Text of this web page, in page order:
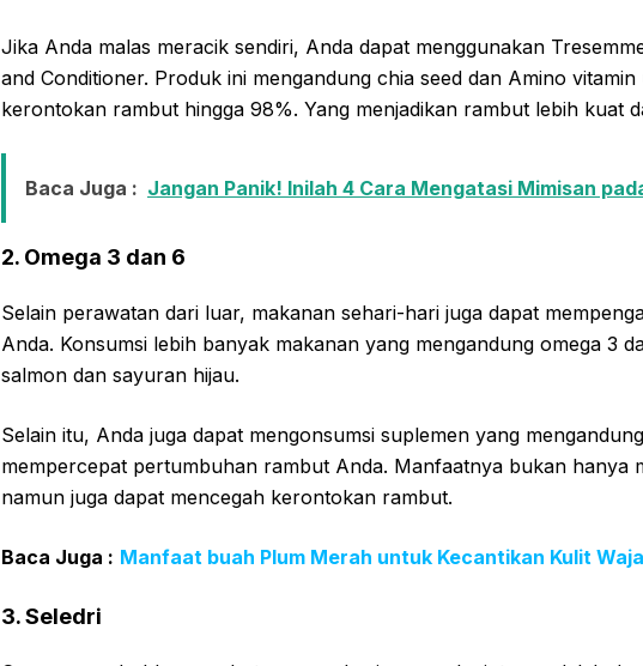
Jika Anda malas meracik sendiri, Anda dapat menggunakan
and Conditioner. Produk ini mengandung chia seed dan Amino
kerontokan rambut hingga 98%. Yang menjadikan rambut lebih kuat
Baca Juga : Jangan Panik! Inilah 4 Cara Mengatasi Mimisan
2. Omega 3 dan 6
Selain perawatan dari luar, makanan sehari-hari juga dapat
Anda. Konsumsi lebih banyak makanan yang mengandung omega 3
salmon dan sayuran hijau.
Selain itu, Anda juga dapat mengonsumsi suplemen yang
mempercepat pertumbuhan rambut Anda. Manfaatnya bukan hanya
namun juga dapat mencegah kerontokan rambut.
Baca Juga : Manfaat buah Plum Merah untuk Kecantikan Kulit
3. Seledri